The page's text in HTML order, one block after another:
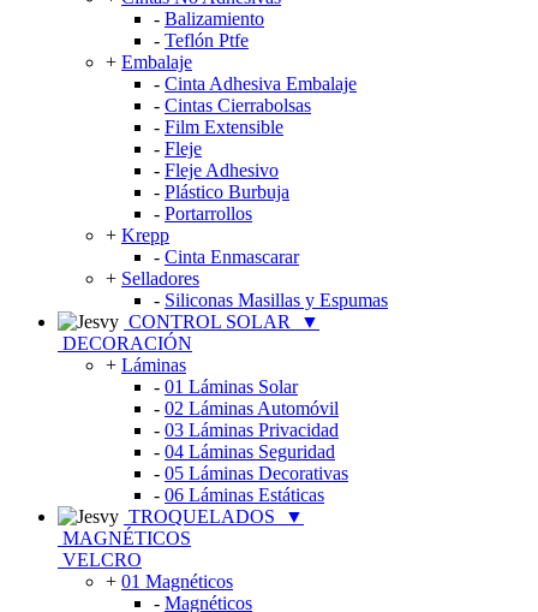
- Balizamiento
- Teflón Ptfe
+ Embalaje
- Cinta Adhesiva Embalaje
- Cintas Cierrabolsas
- Film Extensible
- Fleje
- Fleje Adhesivo
- Plástico Burbuja
- Portarrollos
+ Krepp
- Cinta Enmascarar
+ Selladores
- Siliconas Masillas y Espumas
CONTROL SOLAR
▼
DECORACIÓN
+ Láminas
- 01 Láminas Solar
- 02 Láminas Automóvil
- 03 Láminas Privacidad
- 04 Láminas Seguridad
- 05 Láminas Decorativas
- 06 Láminas Estáticas
TROQUELADOS
▼
MAGNÉTICOS
VELCRO
+ 01 Magnéticos
- Magnéticos